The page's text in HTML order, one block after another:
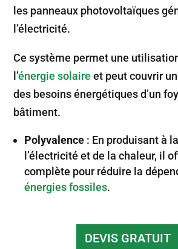
les panneaux photovoltaïques
l’électricité.
Ce système permet une
l’énergie solaire et peut couvrir
des besoins énergétiques d’un
bâtiment.
Polyvalence : En produisant à
l’électricité et de la chaleur, il
complète pour réduire la
énergies fossiles.
DEVIS GRATUIT